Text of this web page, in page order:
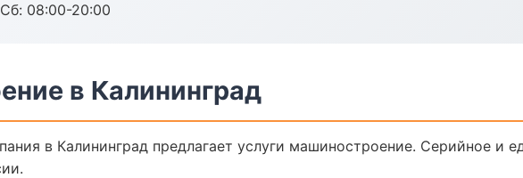
08:00-20:00
в Калининград
в Калининград предлагает услуги машиностроение. Серийное и